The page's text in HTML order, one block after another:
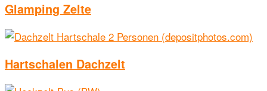
Glamping Zelte
Hartschalen Dachzelt